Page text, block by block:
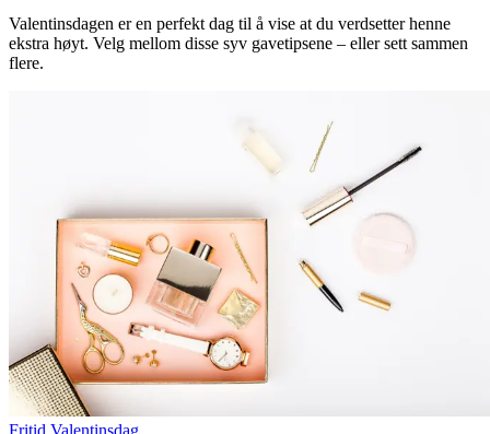
Valentinsdagen er en perfekt dag til å vise at du verdsetter henne
ekstra høyt. Velg mellom disse syv gavetipsene – eller sett sammen
flere.